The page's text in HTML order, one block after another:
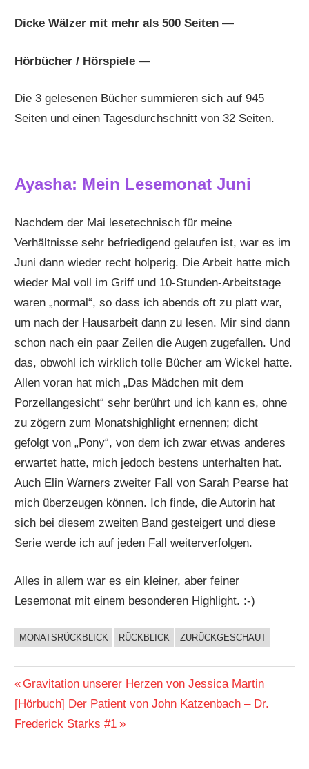
Dicke Wälzer mit mehr als 500 Seiten —
Hörbücher / Hörspiele —
Die 3 gelesenen Bücher summieren sich auf 945
Seiten und einen Tagesdurchschnitt von 32 Seiten.
Ayasha: Mein Lesemonat Juni
Nachdem der Mai lesetechnisch für meine
Verhältnisse sehr befriedigend gelaufen ist, war es im
Juni dann wieder recht holperig. Die Arbeit hatte mich
wieder Mal voll im Griff und 10-Stunden-Arbeitstage
waren „normal“, so dass ich abends oft zu platt war,
um nach der Hausarbeit dann zu lesen. Mir sind dann
schon nach ein paar Zeilen die Augen zugefallen. Und
das, obwohl ich wirklich tolle Bücher am Wickel hatte.
Allen voran hat mich „Das Mädchen mit dem
Porzellangesicht“ sehr berührt und ich kann es, ohne
zu zögern zum Monatshighlight ernennen; dicht
gefolgt von „Pony“, von dem ich zwar etwas anderes
erwartet hatte, mich jedoch bestens unterhalten hat.
Auch Elin Warners zweiter Fall von Sarah Pearse hat
mich überzeugen können. Ich finde, die Autorin hat
sich bei diesem zweiten Band gesteigert und diese
Serie werde ich auf jeden Fall weiterverfolgen.
Alles in allem war es ein kleiner, aber feiner
Lesemonat mit einem besonderen Highlight. :-)
BUCHIGES
MONATSRÜCKBLICK RÜCKBLICK ZURÜCKGESCHAUT
Beitragsnavigation
Vorheriger
Beitrag:
Gravitation unserer Herzen von Jessica Martin
Nächster
Beitrag:
[Hörbuch] Der Patient von John Katzenbach – Dr.
Frederick Starks #1